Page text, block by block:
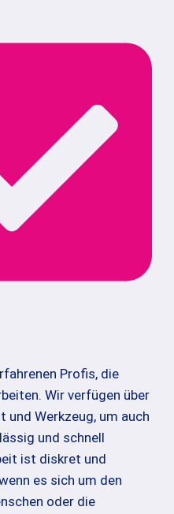
Profis, die
Wir verfügen über
und Werkzeug, um auch
und schnell
ist diskret und
es sich um den
oder die